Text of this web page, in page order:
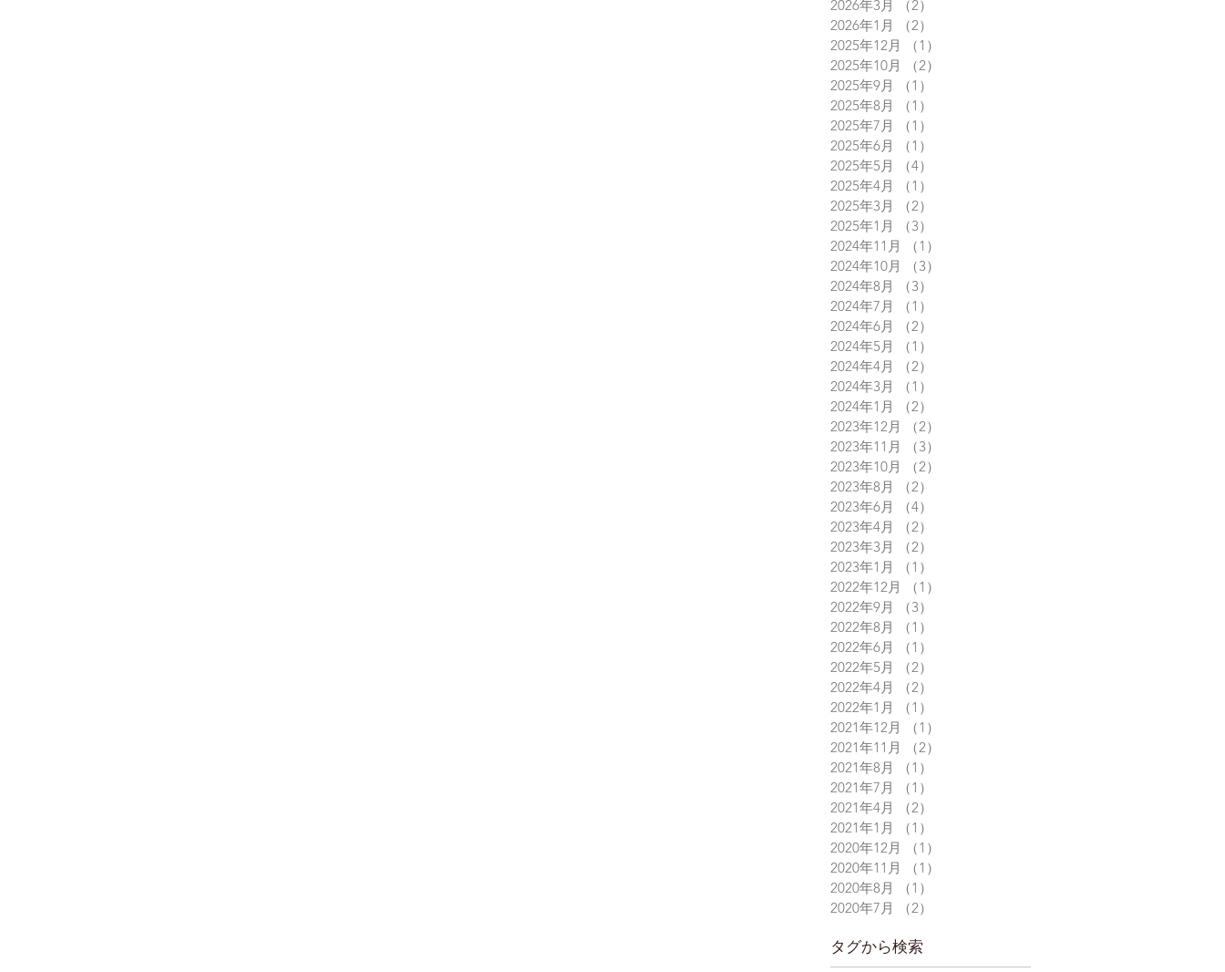
2026年3月
（2）
2026年1月
（2）
2025年12月
（1）
2025年10月
（2）
2025年9月
（1）
2025年8月
（1）
2025年7月
（1）
2025年6月
（1）
2025年5月
（4）
2025年4月
（1）
2025年3月
（2）
2025年1月
（3）
2024年11月
（1）
2024年10月
（3）
2024年8月
（3）
2024年7月
（1）
2024年6月
（2）
2024年5月
（1）
2024年4月
（2）
2024年3月
（1）
2024年1月
（2）
2023年12月
（2）
2023年11月
（3）
2023年10月
（2）
2023年8月
（2）
2023年6月
（4）
2023年4月
（2）
2023年3月
（2）
2023年1月
（1）
2022年12月
（1）
2022年9月
（3）
2022年8月
（1）
2022年6月
（1）
2022年5月
（2）
2022年4月
（2）
2022年1月
（1）
2021年12月
（1）
2021年11月
（2）
2021年8月
（1）
2021年7月
（1）
2021年4月
（2）
2021年1月
（1）
2020年12月
（1）
2020年11月
（1）
2020年8月
（1）
2020年7月
（2）
タグから検索